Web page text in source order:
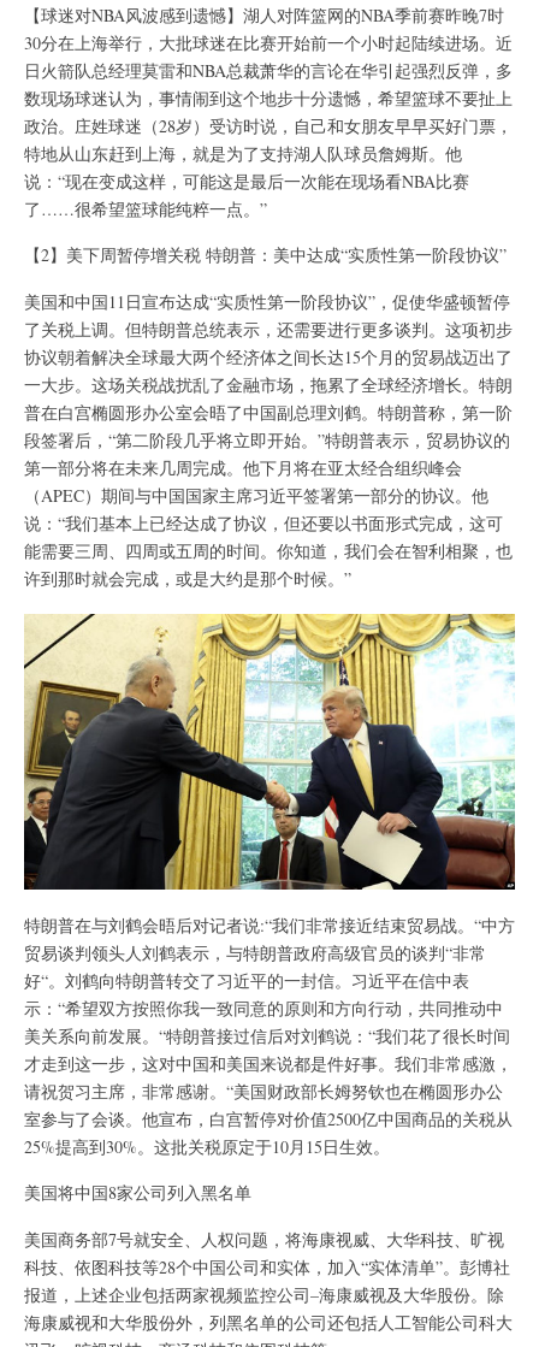
【球迷对NBA风波感到遗憾】湖人对阵篮网的NBA季前赛昨晚7时
30分在上海举行，大批球迷在比赛开始前一个小时起陆续进场。近
日火箭队总经理莫雷和NBA总裁萧华的言论在华引起强烈反弹，多
数现场球迷认为，事情闹到这个地步十分遗憾，希望篮球不要扯上
政治。庄姓球迷（28岁）受访时说，自己和女朋友早早买好门票，
特地从山东赶到上海，就是为了支持湖人队球员詹姆斯。他
说：“现在变成这样，可能这是最后一次能在现场看NBA比赛
了……很希望篮球能纯粹一点。”
【2】美下周暂停增关税 特朗普：美中达成“实质性第一阶段协议”
美国和中国11日宣布达成“实质性第一阶段协议”，促使华盛顿暂停
了关税上调。但特朗普总统表示，还需要进行更多谈判。这项初步
协议朝着解决全球最大两个经济体之间长达15个月的贸易战迈出了
一大步。这场关税战扰乱了金融市场，拖累了全球经济增长。特朗
普在白宫椭圆形办公室会晤了中国副总理刘鹤。特朗普称，第一阶
段签署后，“第二阶段几乎将立即开始。”特朗普表示，贸易协议的
第一部分将在未来几周完成。他下月将在亚太经合组织峰会
（APEC）期间与中国国家主席习近平签署第一部分的协议。他
说：“我们基本上已经达成了协议，但还要以书面形式完成，这可
能需要三周、四周或五周的时间。你知道，我们会在智利相聚，也
许到那时就会完成，或是大约是那个时候。”
特朗普在与刘鹤会晤后对记者说:“我们非常接近结束贸易战。“中方
贸易谈判领头人刘鹤表示，与特朗普政府高级官员的谈判“非常
好“。刘鹤向特朗普转交了习近平的一封信。习近平在信中表
示：“希望双方按照你我一致同意的原则和方向行动，共同推动中
美关系向前发展。“特朗普接过信后对刘鹤说：“我们花了很长时间
才走到这一步，这对中国和美国来说都是件好事。我们非常感激，
请祝贺习主席，非常感谢。“美国财政部长姆努钦也在椭圆形办公
室参与了会谈。他宣布，白宫暂停对价值2500亿中国商品的关税从
25%提高到30%。这批关税原定于10月15日生效。
美国将中国8家公司列入黑名单
美国商务部7号就安全、人权问题，将海康视威、大华科技、旷视
科技、依图科技等28个中国公司和实体，加入“实体清单”。彭博社
报道，上述企业包括两家视频监控公司–海康威视及大华股份。除
海康威视和大华股份外，列黑名单的公司还包括人工智能公司科大